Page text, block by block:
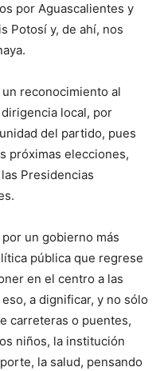
por Aguascalientes y
Potosí y, de ahí, nos
reconocimiento al
local, por
del partido, pues
próximas elecciones,
Presidencias
un gobierno más
pública que regrese
en el centro a las
a dignificar, y no sólo
carreteras o puentes,
niños, la institución
la salud, pensando